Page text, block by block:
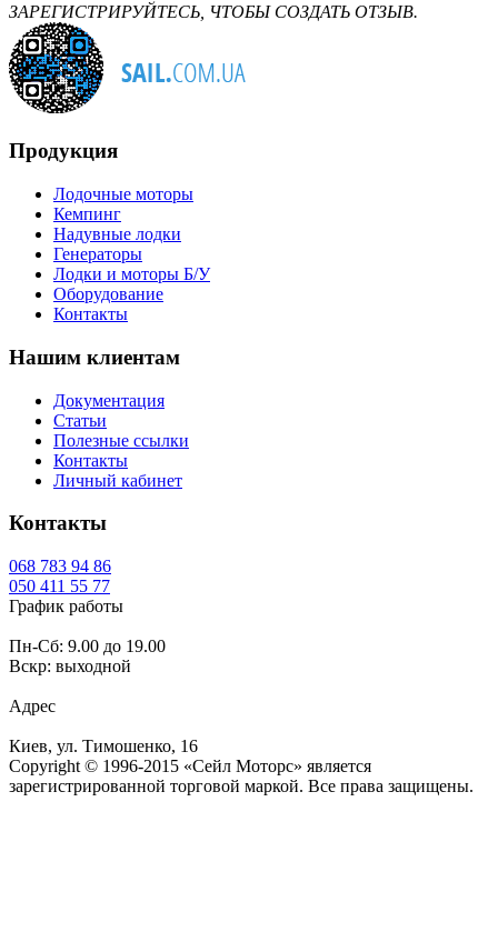
ЗАРЕГИСТРИРУЙТЕСЬ, ЧТОБЫ СОЗДАТЬ ОТЗЫВ.
Продукция
Лодочные моторы
Кемпинг
Надувные лодки
Генераторы
Лодки и моторы Б/У
Оборудование
Контакты
Нашим клиентам
Документация
Статьи
Полезные ссылки
Контакты
Личный кабинет
Контакты
068 783 94 86
050 411 55 77
График работы
Пн-Сб: 9.00 до 19.00
Вскр: выходной
Адрес
Киев, ул. Тимошенко, 16
Copyright © 1996-2015 «Сейл Моторс» является
зарегистрированной торговой маркой. Все права защищены.